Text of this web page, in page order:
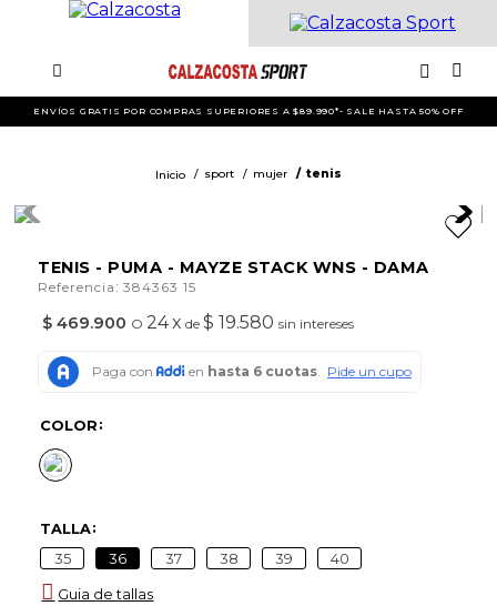
ENVÍOS GRATIS POR COMPRAS SUPERIORES A $89.990*- SALE HASTA 50% OFF
sport mujer tenis
TENIS - PUMA - MAYZE STACK WNS - DAMA
Referencia :384363 15
$ 469.900 O 24x de$ 19.580 sin intereses
COLOR
TALLA
35 36 37 38 39 40
Guia de tallas